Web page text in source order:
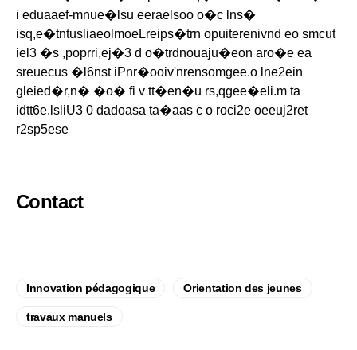
i eduaaef-mnue�lsu eeraelsoo o�c lns�
isq,e�tntusliaeolmoeLreips�trn opuiterenivnd eo smcut
iel3 �s ,poprri,ej�3 d o�trdnouaju�eon aro�e ea
sreuecus �l6nst iPnr�ooiv'nrensomgee.o lne2ein
gleied�r,n� �o� fi v tt�en�u rs,qgee�eli.m ta
idtt6e.lsliU3 0 dadoasa ta�aas c o roci2e oeeuj2ret
r2sp5ese
Contact
Innovation pédagogique Orientation des jeunes
travaux manuels